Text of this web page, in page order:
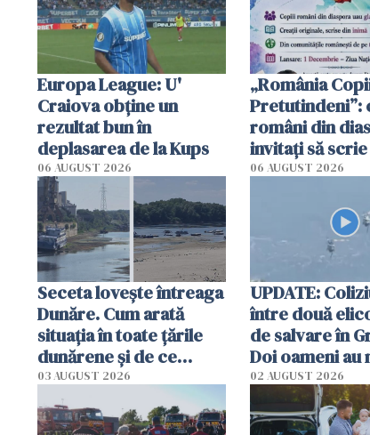
Europa League: U'
Craiova obține un
rezultat bun în
deplasarea de la Kups
06 AUGUST 2026
„România
Pretutindeni”:
români din
invitați să
România într-
06 AUGUST 2026
Seceta lovește întreaga
Dunăre. Cum arată
situația în toate țările
dunărene și de ce
România resimte
efectele, deși a plouat
în iulie
03 AUGUST 2026
UPDATE:
între două
de salvare în
Doi oameni au
02 AUGUST 2026